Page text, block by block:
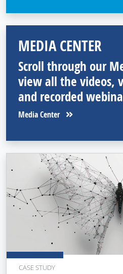
MEDIA CENTER
Scroll through our
view all the videos,
and recorded
Media Center
CASE STUDY